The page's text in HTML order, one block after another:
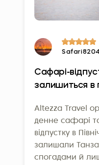
Сафарі-
залишиться в
Altezza Travel
денне сафарі
відпустку в
залишали
спогадами й